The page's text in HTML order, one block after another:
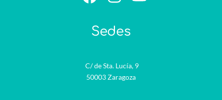
Sedes
C/ de Sta. Lucía, 9
50003 Zaragoza